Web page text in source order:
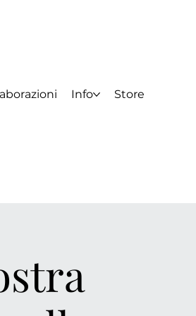
Info Store